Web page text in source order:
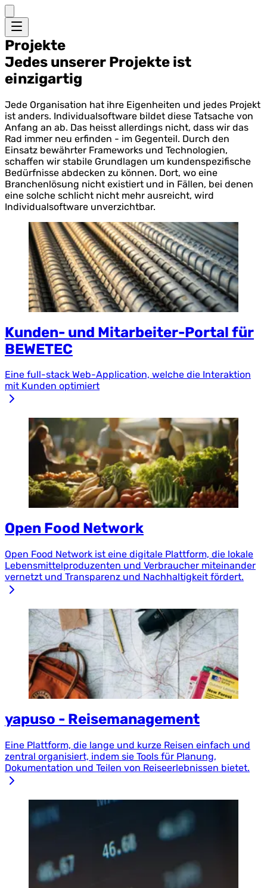
Projekte
Jedes unserer Projekte ist
einzigartig
Jede Organisation hat ihre Eigenheiten und jedes Projekt
ist anders. Individualsoftware bildet diese Tatsache von
Anfang an ab. Das heisst allerdings nicht, dass wir das
Rad immer neu erfinden - im Gegenteil. Durch den
Einsatz bewährter Frameworks und Technologien,
schaffen wir stabile Grundlagen um kundenspezifische
Bedürfnisse abdecken zu können. Dort, wo eine
Branchenlösung nicht existiert und in Fällen, bei denen
eine solche schlicht nicht mehr ausreicht, wird
Individualsoftware unverzichtbar.
Kunden- und Mitarbeiter-Portal für
BEWETEC
Eine full-stack Web-Application, welche die Interaktion
mit Kunden optimiert
Open Food Network
Open Food Network ist eine digitale Plattform, die lokale
Lebensmittelproduzenten und Verbraucher miteinander
vernetzt und Transparenz und Nachhaltigkeit fördert.
yapuso - Reisemanagement
Eine Plattform, die lange und kurze Reisen einfach und
zentral organisiert, indem sie Tools für Planung,
Dokumentation und Teilen von Reiseerlebnissen bietet.